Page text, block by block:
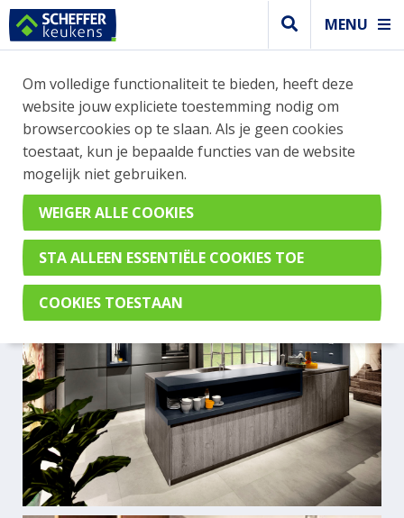
MENU
Greeploos keuken
GREEPLOZE GRIJZE KEUKEN
MET GROOT KOOKEILAND
AV 2130GL Parelgrijs
Om volledige functionaliteit te bieden, heeft deze
website jouw expliciete toestemming nodig om
browsercookies op te slaan. Als je geen cookies
toestaat, kun je bepaalde functies van de website
mogelijk niet gebruiken.